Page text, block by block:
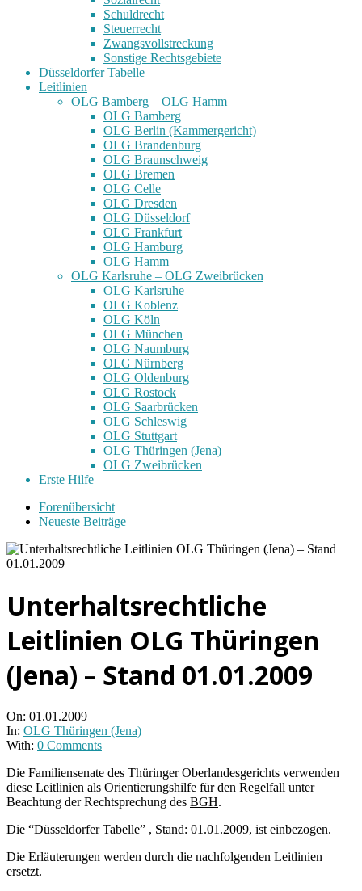
Schuldrecht
Steuerrecht
Zwangsvollstreckung
Sonstige Rechtsgebiete
Düsseldorfer Tabelle
Leitlinien
OLG Bamberg – OLG Hamm
OLG Bamberg
OLG Berlin (Kammergericht)
OLG Brandenburg
OLG Braunschweig
OLG Bremen
OLG Celle
OLG Dresden
OLG Düsseldorf
OLG Frankfurt
OLG Hamburg
OLG Hamm
OLG Karlsruhe – OLG Zweibrücken
OLG Karlsruhe
OLG Koblenz
OLG Köln
OLG München
OLG Naumburg
OLG Nürnberg
OLG Oldenburg
OLG Rostock
OLG Saarbrücken
OLG Schleswig
OLG Stuttgart
OLG Thüringen (Jena)
OLG Zweibrücken
Erste Hilfe
Forenübersicht
Neueste Beiträge
Unterhaltsrechtliche
Leitlinien OLG Thüringen
(Jena) – Stand 01.01.2009
On: 01.01.2009
In: OLG Thüringen (Jena)
With: 0 Comments
Die Familiensenate des Thüringer Oberlandesgerichts verwenden
diese Leitlinien als Orientierungshilfe für den Regelfall unter
Beachtung der Rechtsprechung des BGH.
Die “Düsseldorfer Tabelle” , Stand: 01.01.2009, ist einbezogen.
Die Erläuterungen werden durch die nachfolgenden Leitlinien
ersetzt.